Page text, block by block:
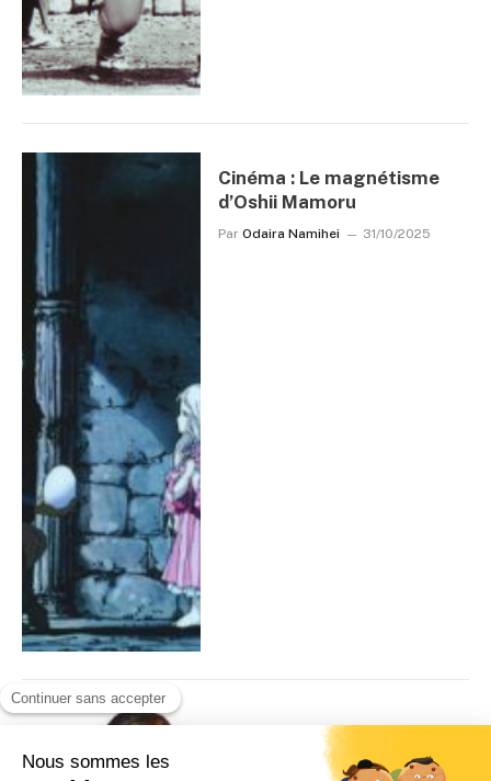
Cinéma : Le magnétisme
d’Oshii Mamoru
Par Odaira Namihei 31/10/2025
Festival A 20 ans, Kinotayo